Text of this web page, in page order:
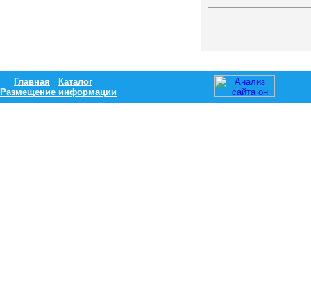
Главная
Каталог
Размещение информации